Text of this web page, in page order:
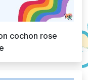
cochon rose